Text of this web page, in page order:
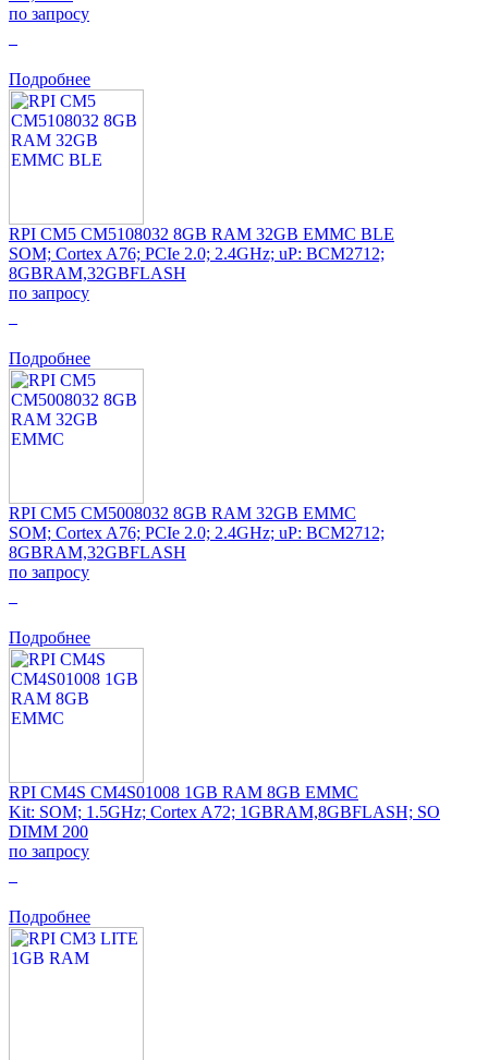
по запросу
Подробнее
RPI CM5 CM5108032 8GB RAM 32GB EMMC BLE
SOM; Cortex A76; PCIe 2.0; 2.4GHz; uP: BCM2712;
8GBRAM,32GBFLASH
по запросу
Подробнее
RPI CM5 CM5008032 8GB RAM 32GB EMMC
SOM; Cortex A76; PCIe 2.0; 2.4GHz; uP: BCM2712;
8GBRAM,32GBFLASH
по запросу
Подробнее
RPI CM4S CM4S01008 1GB RAM 8GB EMMC
Kit: SOM; 1.5GHz; Cortex A72; 1GBRAM,8GBFLASH; SO
DIMM 200
по запросу
Подробнее